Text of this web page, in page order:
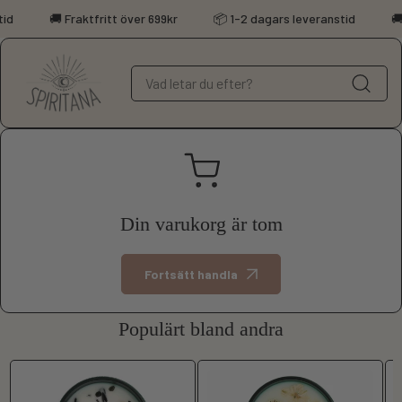
Hoppa till innehåll
🚚 Fraktfritt över 699kr 📦 1-2 dagars leveranstid
Din varukorg är tom
Fortsätt handla
Populärt bland andra